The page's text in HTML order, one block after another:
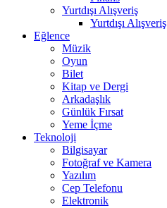
Yurtdışı Alışveriş
Yurtdışı Alışveriş
Eğlence
Müzik
Oyun
Bilet
Kitap ve Dergi
Arkadaşlık
Günlük Fırsat
Yeme İçme
Teknoloji
Bilgisayar
Fotoğraf ve Kamera
Yazılım
Cep Telefonu
Elektronik